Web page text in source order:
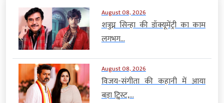
August 08, 2026
शत्रुघ्न सिन्हा की डॉक्यूमेंट्री का काम
लगभग...
August 08, 2026
विजय-संगीता की कहानी में आया
बड़ा ट्विस्ट,...